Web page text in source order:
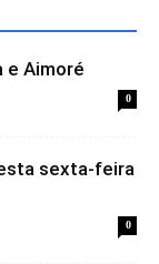
e Aimoré
0
sexta-feira
0